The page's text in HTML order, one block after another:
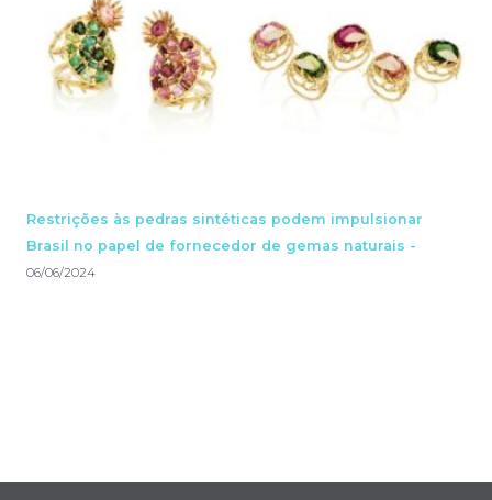
Restrições às pedras sintéticas podem impulsionar
Brasil no papel de fornecedor de gemas naturais -
06/06/2024